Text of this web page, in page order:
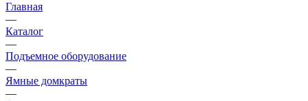
Главная
—
Каталог
—
Подъемное оборудование
—
Ямные домкраты
—